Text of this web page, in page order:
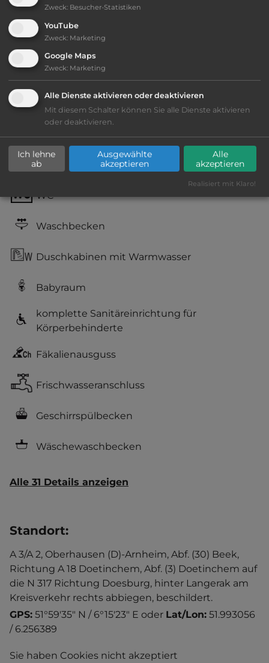
bis 10,- Euro
Lage: schön
Geräuschkulisse: überwiegend ruhig
kiesig, harter Grund
Stromanschluss
WC
Waschbecken
Duschkabinen mit Warmwasser
Babyraum
komplette Sanitäreinrichtung für
Körperbehinderte
Fäkalienausguss
Frischwasseranschluss
Geschirrspülbecken
Wäschewaschbecken
Alle 31 Details anzeigen
Standort:
A 3/A 2, Oberhausen (D)-Arnheim, Abf. (30) Beek,
Richtung A 18 Doetinchem, Abf. (3) Doetinchem auf
die N 317 Richtung Doesburg, hinter Langerak am
Kreisverkehr rechts abbiegen, beschildert.
GPS: 51°59'35" N / 6°15'23" E oder Lat/Lon: 51.993056
/ 6.256389
Sie haben Cookies nicht akzeptiert
Zweck: Besucher-Statistiken
YouTube
Zweck: Marketing
Google Maps
Zweck: Marketing
Alle Dienste aktivieren oder deaktivieren
Mit diesem Schalter können Sie alle Dienste aktivieren
oder deaktivieren.
Ich lehne
ab
Ausgewählte
akzeptieren
Alle
akzeptieren
Realisiert mit Klaro!